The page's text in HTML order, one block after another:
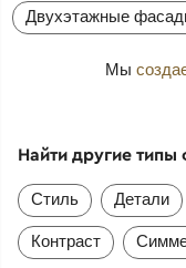
Двухэтажные
Мы
Найти другие
Стиль Детали
Контраст